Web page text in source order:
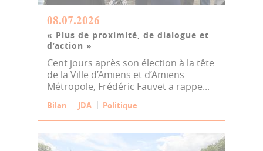
08.07.2026
« Plus de proximité, de dialogue et
d’action »
Cent jours après son élection à la tête
de la Ville d’Amiens et d’Amiens
Métropole, Frédéric Fauvet a rappe...
Bilan JDA Politique